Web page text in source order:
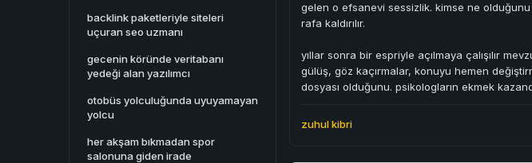
backlink paketleriyle siteleri
uçuran seo uzmanı
gecenin köründe veritabanı
yedeği alan yazılımcı
otobüs yolculuğunda uyuyamayan
yolcu
her akşam bıkmadan spor
salonuna giden irade
gelen o efsanevi sessizlik. kimse ne
rafa kaldırılır.
yıllar sonra bir espriyle açılmaya çalışılır
gülüş, göz kaçırmalar, konuyu hemen
dosyası olduğunu. psikologların ekmek
zuhul kibri